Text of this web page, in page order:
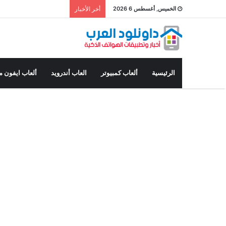
الخميس, أغسطس 6 2026 أخر الأخبار
الرئيسية ألعاب كمبيوتر العاب أندرويد ألعاب ايفون